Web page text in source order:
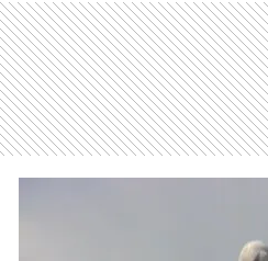
元気に成長 九州唯一の
町での巣づくりは4年連